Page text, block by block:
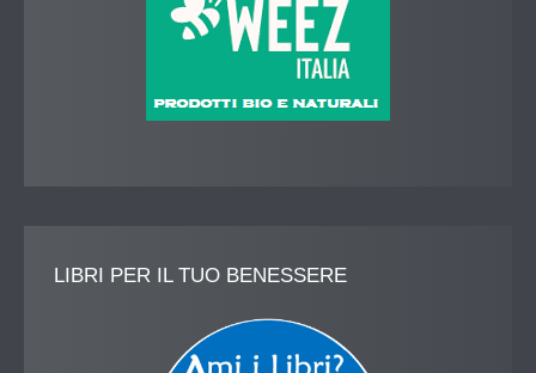
LIBRI PER IL TUO BENESSERE